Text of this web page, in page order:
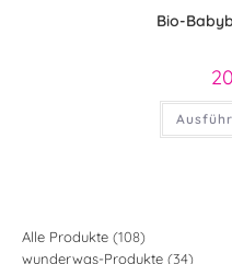
Bio-
Alle Produkte 108108
wunderwas-Produkte 3434